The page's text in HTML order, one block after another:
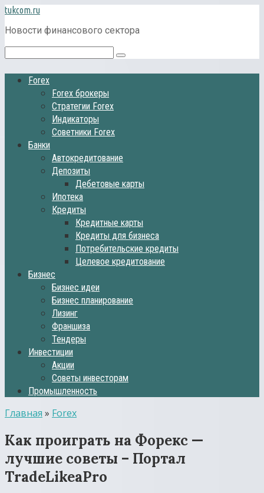
Перейти
к
контенту
tukcom.ru
Новости финансового сектора
Поиск:
Forex
Forex брокеры
Стратегии Forex
Индикаторы
Советники Forex
Банки
Автокредитование
Депозиты
Дебетовые карты
Ипотека
Кредиты
Кредитные карты
Кредиты для бизнеса
Потребительские кредиты
Целевое кредитование
Бизнес
Бизнес идеи
Бизнес планирование
Лизинг
Франшиза
Тендеры
Инвестиции
Акции
Советы инвесторам
Промышленность
Главная » Forex
Как проиграть на Форекс —
лучшие советы – Портал
TradeLikeaPro